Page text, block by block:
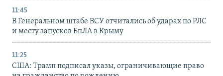
11:45
В Генеральном штабе ВСУ отчитались об ударах по РЛС
и месту запусков БпЛА в Крыму
11:25
США: Трамп подписал указы, ограничивающие право